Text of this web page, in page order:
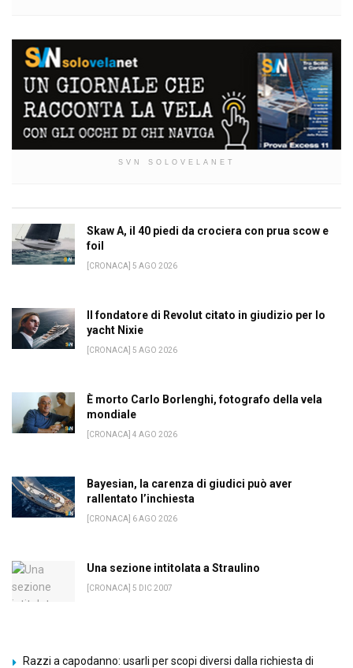
SVN SOLOVELANET
Skaw A, il 40 piedi da crociera con prua scow e
foil
[CRONACA] 5 AGO 2026
Il fondatore di Revolut citato in giudizio per lo
yacht Nixie
[CRONACA] 5 AGO 2026
È morto Carlo Borlenghi, fotografo della vela
mondiale
[CRONACA] 4 AGO 2026
Bayesian, la carenza di giudici può aver
rallentato l’inchiesta
[CRONACA] 6 AGO 2026
Una sezione intitolata a Straulino
[CRONACA] 5 DIC 2007
Razzi a capodanno: usarli per scopi diversi dalla richiesta di